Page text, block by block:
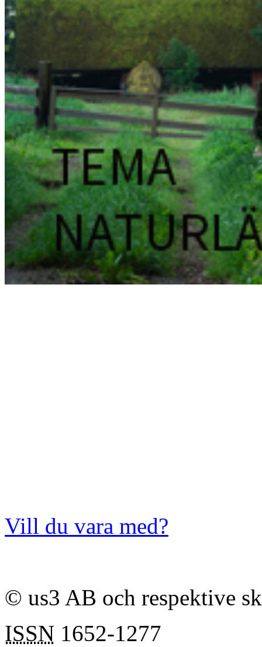
Vill du vara med?
© us3 AB och respektive
ISSN 1652-1277